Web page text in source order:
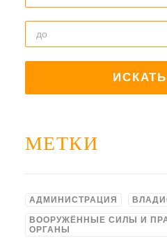
МЕТКИ
АДМИНИСТРАЦИЯ
ВООРУЖЁННЫЕ СИЛЫ И
ОРГАНЫ